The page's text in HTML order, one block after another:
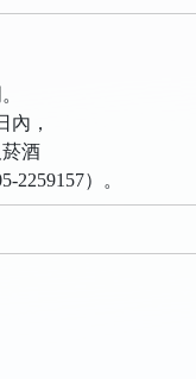
內，
酒
）。